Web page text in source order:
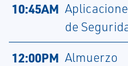
10:45AM
de
12:00PM Almuerzo